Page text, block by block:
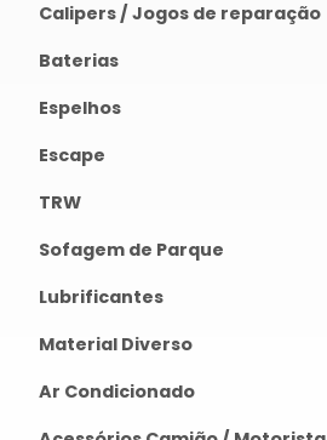
Calipers / Jogos de reparação
Baterias
Espelhos
Escape
TRW
Sofagem de Parque
Lubrificantes
Material Diverso
Ar Condicionado